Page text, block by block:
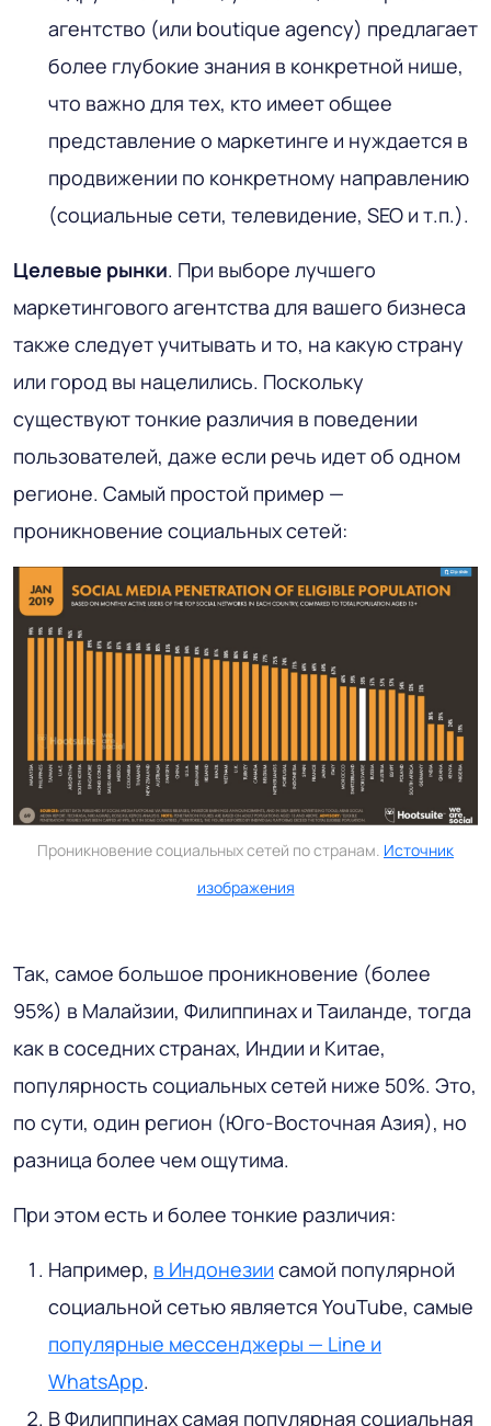
агентство (или boutique agency) предлагает
более глубокие знания в конкретной нише,
что важно для тех, кто имеет общее
представление о маркетинге и нуждается в
продвижении по конкретному направлению
(социальные сети, телевидение, SEO и т.п.).
Целевые рынки. При выборе лучшего
маркетингового агентства для вашего бизнеса
также следует учитывать и то, на какую страну
или город вы нацелились. Поскольку
существуют тонкие различия в поведении
пользователей, даже если речь идет об одном
регионе. Самый простой пример —
проникновение социальных сетей:
Проникновение социальных сетей по странам. Источник
изображения
Так, самое большое проникновение (более
95%) в Малайзии, Филиппинах и Таиланде, тогда
как в соседних странах, Индии и Китае,
популярность социальных сетей ниже 50%. Это,
по сути, один регион (Юго-Восточная Азия), но
разница более чем ощутима.
При этом есть и более тонкие различия:
Например, в Индонезии самой популярной
социальной сетью является YouTube, самые
популярные мессенджеры — Line и
WhatsApp.
В Филиппинах самая популярная социальная